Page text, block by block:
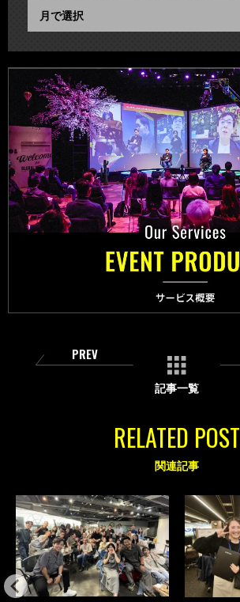
PREV
記事一覧
RELATED POST
関連記事